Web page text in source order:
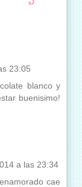
23:05
blanco y
buenisimo!
a las 23:34
cae